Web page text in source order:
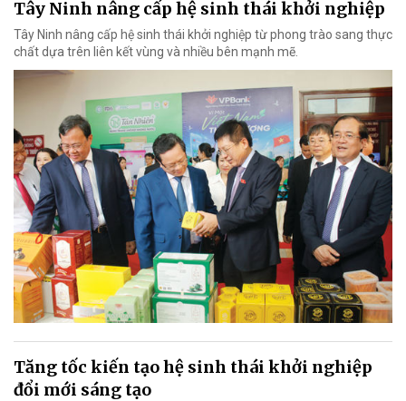
Tây Ninh nâng cấp hệ sinh thái khởi nghiệp
Tây Ninh nâng cấp hệ sinh thái khởi nghiệp từ phong trào sang thực
chất dựa trên liên kết vùng và nhiều bên mạnh mẽ.
Tăng tốc kiến tạo hệ sinh thái khởi nghiệp
đổi mới sáng tạo